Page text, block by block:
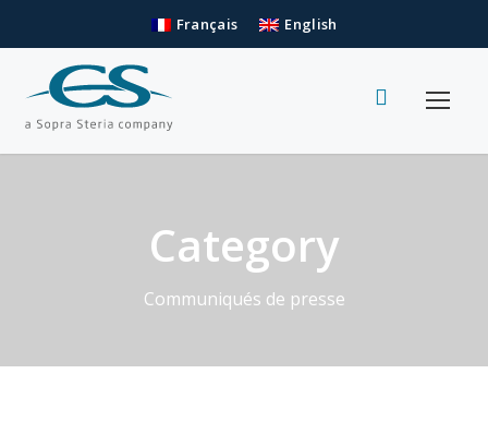
Français English
Category
Communiqués de presse